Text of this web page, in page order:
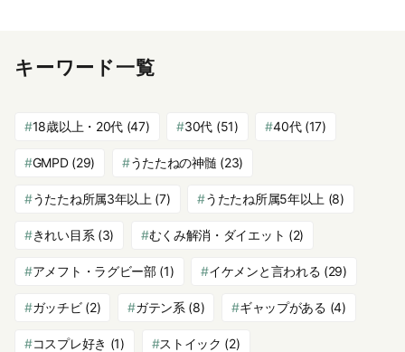
キーワード一覧
18歳以上・20代 (47) 30代 (51) 40代(17)
GMPD(29) うたたねの神髄 (23)
うたたね所属3年以上 (7) うたたね所属5年以上 (8)
きれい目系 (3) むくみ解消・ダイエット (2)
アメフト・ラグビー部(1) イケメンと言われる (29)
ガッチビ(2) ガテン系 (8) ギャップがある (4)
コスプレ好き (1) ストイック (2)